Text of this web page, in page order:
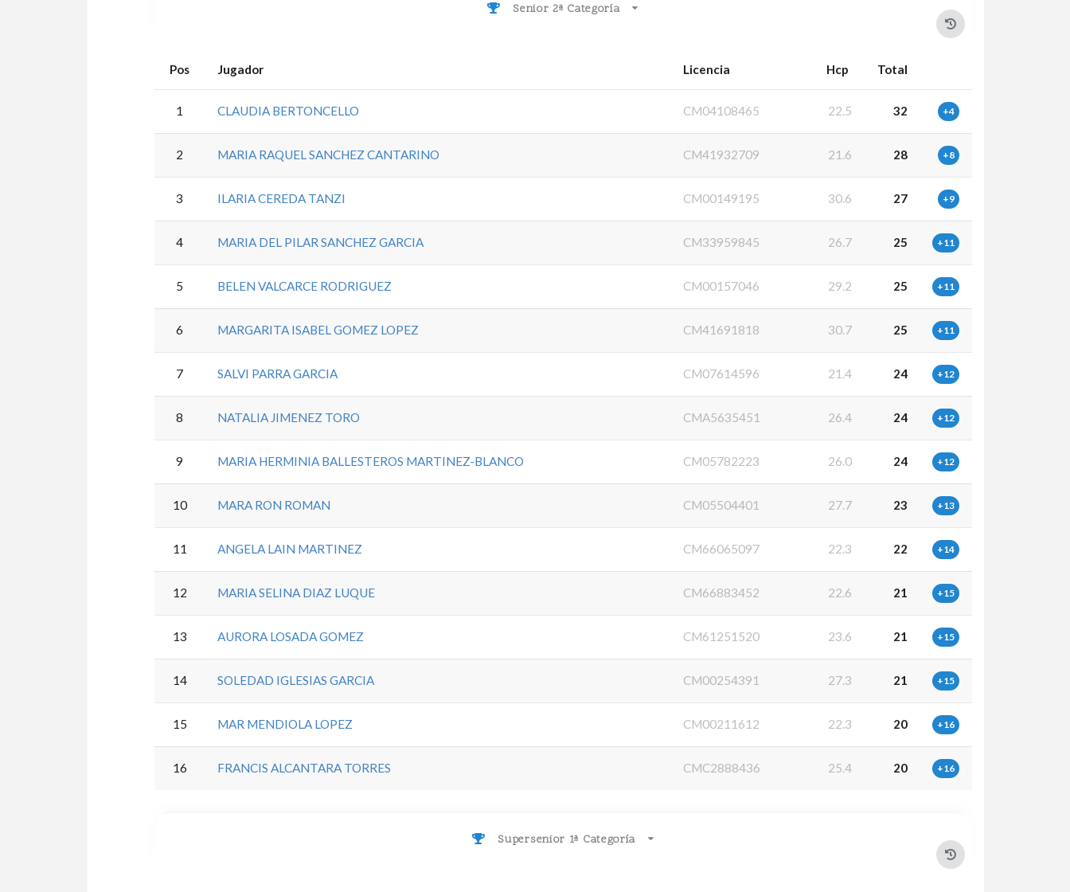
Senior 2ª Categoría
Pos Jugador Licencia Hcp Total
1 CLAUDIA BERTONCELLO CM04108465 22.5 32 +4
2 MARIA RAQUEL SANCHEZ CANTARINO CM41932709 21.6 28 +8
3 ILARIA CEREDA TANZI CM00149195 30.6 27 +9
4 MARIA DEL PILAR SANCHEZ GARCIA CM33959845 26.7 25 +11
5 BELEN VALCARCE RODRIGUEZ CM00157046 29.2 25 +11
6 MARGARITA ISABEL GOMEZ LOPEZ CM41691818 30.7 25 +11
7 SALVI PARRA GARCIA CM07614596 21.4 24 +12
8 NATALIA JIMENEZ TORO CMA5635451 26.4 24 +12
9 MARIA HERMINIA BALLESTEROS MARTINEZ-BLANCO CM05782223 26.0 24 +12
10 MARA RON ROMAN CM05504401 27.7 23 +13
11 ANGELA LAIN MARTINEZ CM66065097 22.3 22 +14
12 MARIA SELINA DIAZ LUQUE CM66883452 22.6 21 +15
13 AURORA LOSADA GOMEZ CM61251520 23.6 21 +15
14 SOLEDAD IGLESIAS GARCIA CM00254391 27.3 21 +15
15 MAR MENDIOLA LOPEZ CM00211612 22.3 20 +16
16 FRANCIS ALCANTARA TORRES CMC2888436 25.4 20 +16
Supersenior 1ª Categoría